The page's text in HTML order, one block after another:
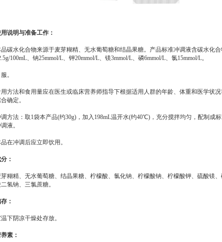
说明与准备工作：
碳水化合物来源于麦芽糊精、无水葡萄糖和结晶果糖。产品标准冲调液含碳水化合
100mL、钠25mmol/L、钾20mmol/L、镁3mmol/L、磷6mmol/L、氯15mmol/L。
。
方法和食用量应在医生或临床营养师指导下根据适用人群的年龄、体重和医学状况
确定。
方法：取1袋本产品(约30g)，加入198mL温开水(约40℃)，充分搅拌均匀，配制成
液。
在冲调后应立即饮用。
：
糊精、无水葡萄糖、结晶果糖、柠檬酸、氯化钠、柠檬酸钠、柠檬酸钾、硫酸镁、
氢钠、三氯蔗糖。
：
下阴凉干燥处存放。
素：